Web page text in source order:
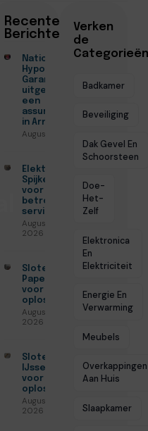
●
7, 2026
Recente
Berichten
Nationale
Hypotheek
Garantie
uitgelegd door
een
assurantiekantoor
in Arnhem
Augustus 7, 2026
Elektricien
Spijkenisse
voor
betrouwbare
service
Augustus 5,
2026
Slotenmaker
Papendrecht
voor veilige
oplossingen
Augustus 3,
2026
Slotenmaker
IJsselstein
voor veilige
oplossingen
Augustus 3,
2026
Verken
de
Categorieën
Badkamer
Beveiliging
Dak Gevel En
Schoorsteen
Doe-
Het-
Zelf
Elektronica
En
Elektriciteit
Energie En
Verwarming
Meubels
Overkappingen
Aan Huis
Slaapkamer